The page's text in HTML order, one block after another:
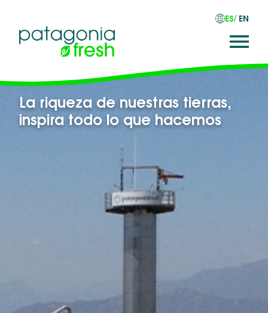
ES EN
La riqueza de nuestras tierras,
inspira todo lo que hacemos